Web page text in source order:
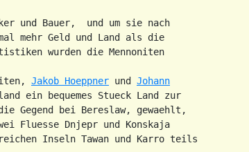
und Bauer,  und um sie nach
mehr Geld und Land als die
wurden die Mennoniten
Jakob Hoeppner und Johann
ein bequemes Stueck Land zur
Gegend bei Bereslaw, gewaehlt,
Fluesse Dnjepr und Konskaja
Inseln Tawan und Karro teils